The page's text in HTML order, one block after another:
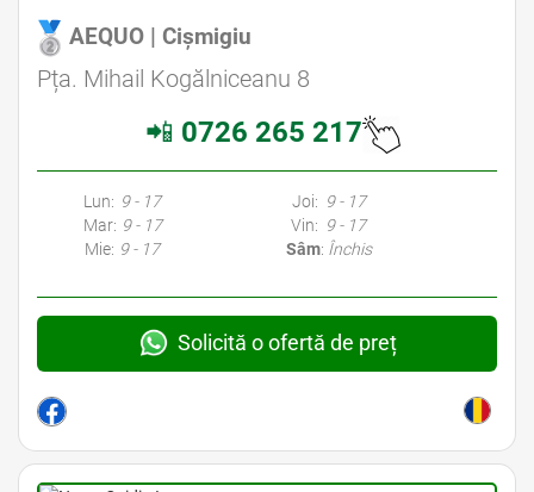
AEQUO | Cișmigiu
Pța. Mihail Kogălniceanu 8
📲 0726 265 217
Avocati Bucuresti • Cabinete Avocatura Bucuresti • Avocati Specializati Bucuresti • Avocat Bun Bucuresti • Avocat Bucuresti • Bucuresti Avocat • Avocat
Lun: 9 - 17
Mar: 9 - 17
Mie: 9 - 17
Joi: 9 - 17
Vin: 9 - 17
Sâm: Închis
Solicită o ofertă de preț